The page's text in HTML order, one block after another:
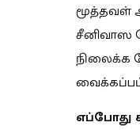
மூத்தவள்
சீனிவாஸ
நிலைக்க
எப்போது